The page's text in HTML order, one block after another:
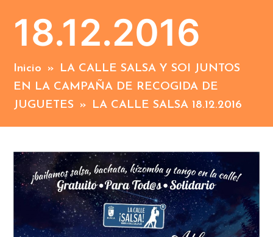
18.12.2016
Inicio »
LA CALLE SALSA Y SOI JUNTOS
EN LA CAMPAÑA DE RECOGIDA DE
JUGUETES
» LA CALLE SALSA 18.12.2016